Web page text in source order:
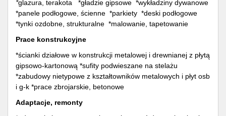
*glazura, terakota *gładzie gipsowe *wykładziny dywanowe
*panele podłogowe, ścienne *parkiety *deski podłogowe
*tynki ozdobne, strukturalne *malowanie, tapetowanie
Prace konstrukcyjne
*ścianki działowe w konstrukcji metalowej i drewnianej z płytą
gipsowo-kartonową *sufity podwieszane na stelażu
*zabudowy nietypowe z kształtowników metalowych i płyt osb
i g-k *prace zbrojarskie, betonowe
Adaptacje, remonty